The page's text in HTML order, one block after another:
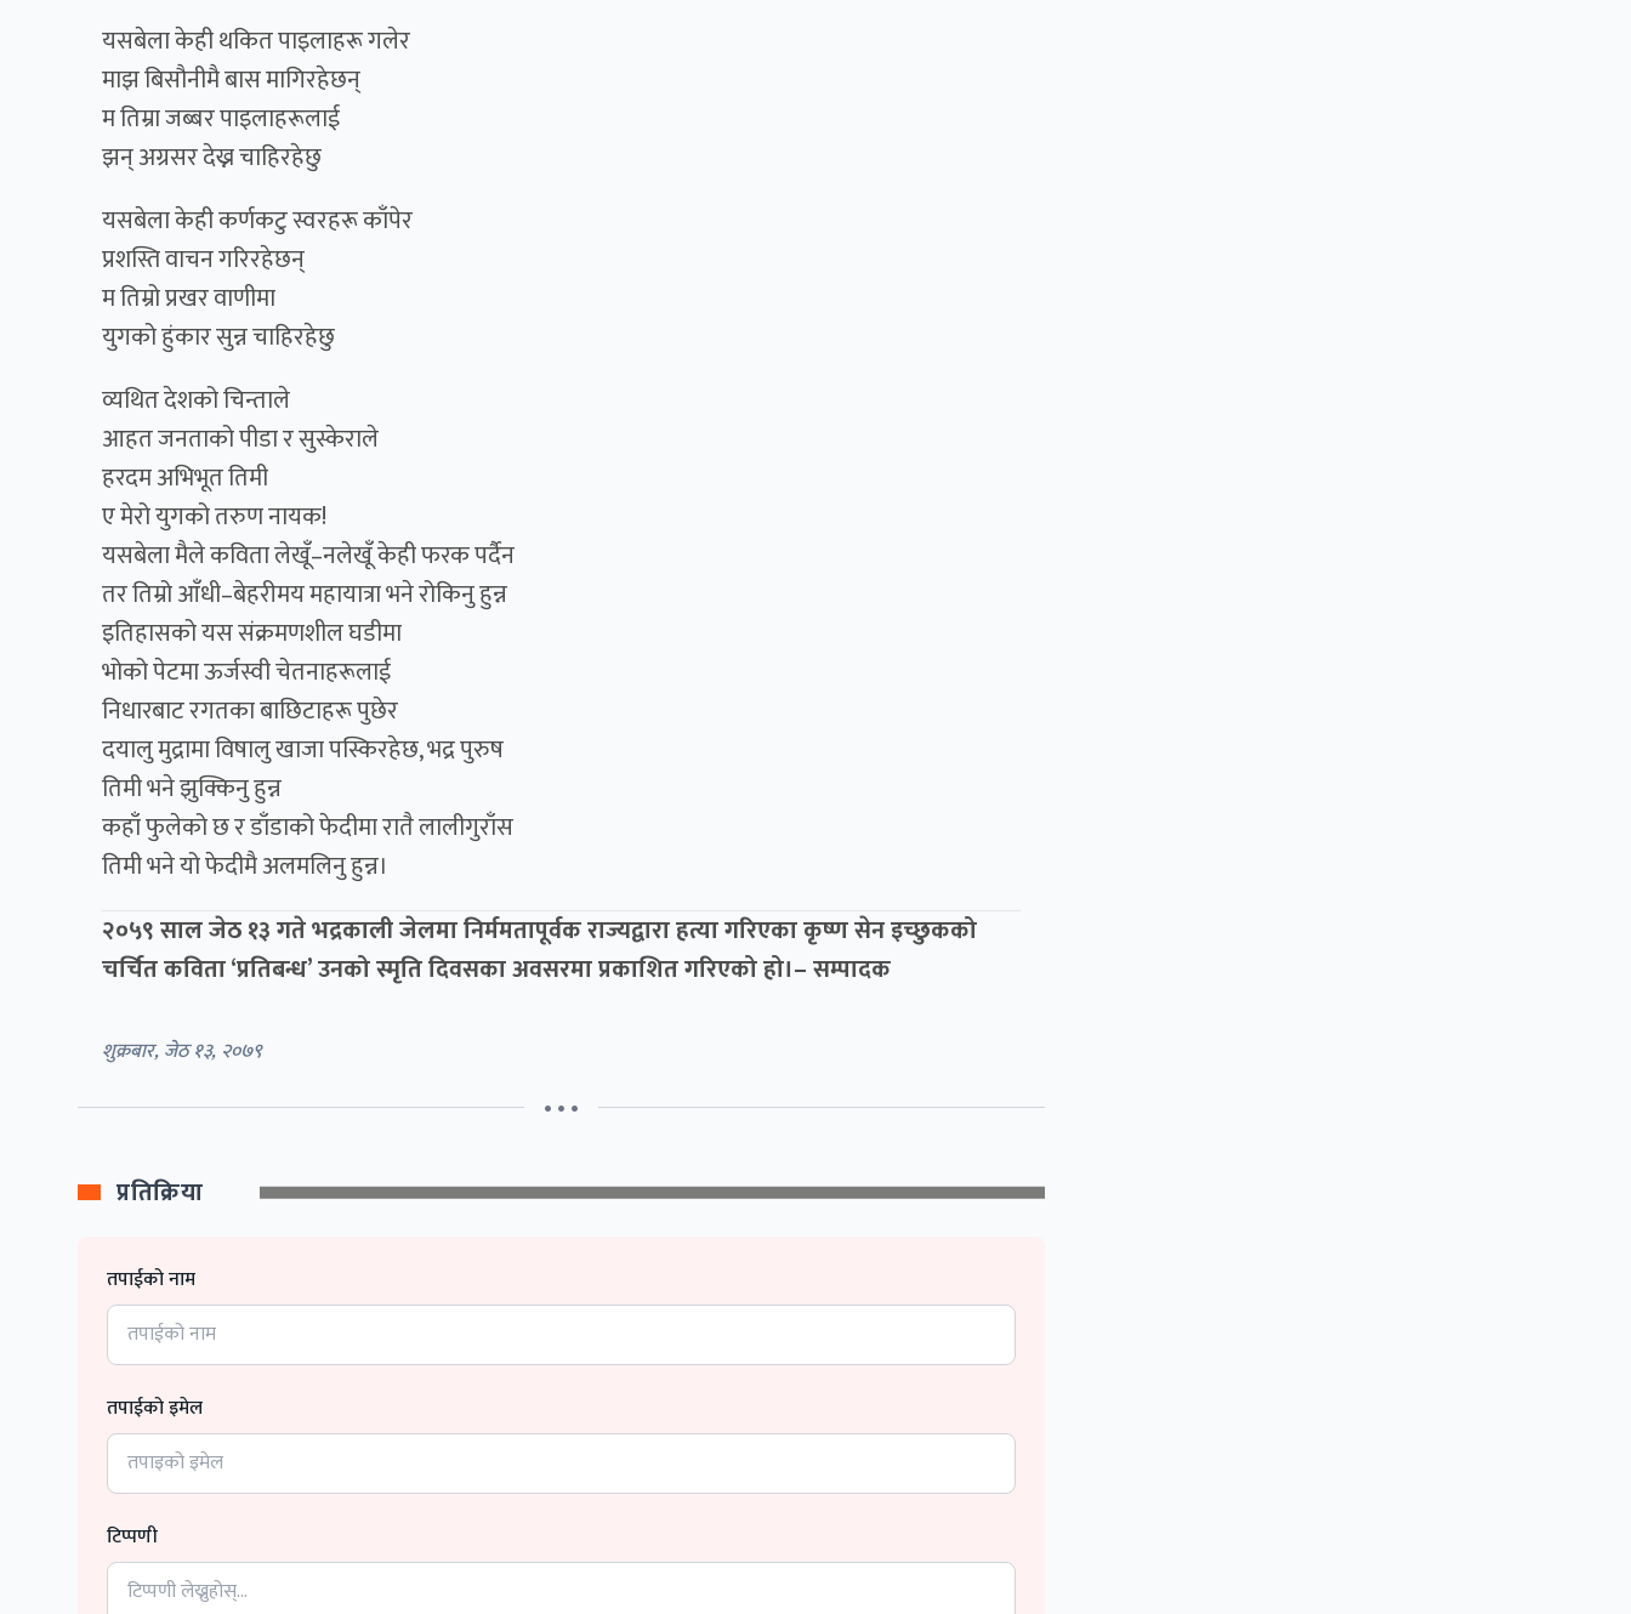
यसबेला केही थकित पाइलाहरू गलेर
माझ बिसौनीमै बास मागिरहेछन्
म तिम्रा जब्बर पाइलाहरूलाई
झन् अग्रसर देख्न चाहिरहेछु
यसबेला केही कर्णकटु स्वरहरू काँपेर
प्रशस्ति वाचन गरिरहेछन्
म तिम्रो प्रखर वाणीमा
युगको हुंकार सुन्न चाहिरहेछु
व्यथित देशको चिन्ताले
आहत जनताको पीडा र सुस्केराले
हरदम अभिभूत तिमी
ए मेरो युगको तरुण नायक!
यसबेला मैले कविता लेखूँ–नलेखूँ केही फरक पर्दैन
तर तिम्रो आँधी–बेहरीमय महायात्रा भने रोकिनु हुन्न
इतिहासको यस संक्रमणशील घडीमा
भोको पेटमा ऊर्जस्वी चेतनाहरूलाई
निधारबाट रगतका बाछिटाहरू पुछेर
दयालु मुद्रामा विषालु खाजा पस्किरहेछ, भद्र पुरुष
तिमी भने झुक्किनु हुन्न
कहाँ फुलेको छ र डाँडाको फेदीमा रातै लालीगुराँस
तिमी भने यो फेदीमै अलमलिनु हुन्न।
२०५९ साल जेठ १३ गते भद्रकाली जेलमा निर्ममतापूर्वक राज्यद्वारा हत्या गरिएका कृष्ण सेन इच्छुकको
चर्चित कविता ‘प्रतिबन्ध’ उनको स्मृति दिवसका अवसरमा प्रकाशित गरिएको हो।– सम्पादक
शुक्रबार, जेठ १३, २०७९
• • •
प्रतिक्रिया
तपाईको नाम
तपाईको इमेल
टिप्पणी